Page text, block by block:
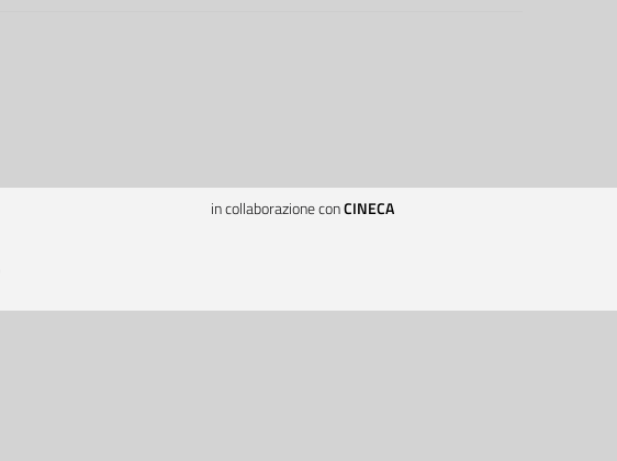
in collaborazione conCINECA